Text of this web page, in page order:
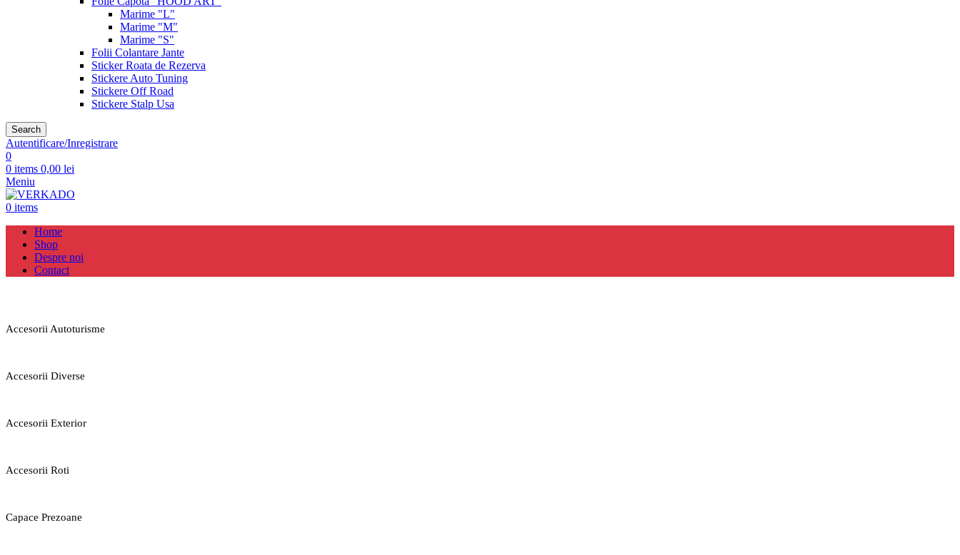
Marime "L"
Marime "M"
Marime "S"
Folii Colantare Jante
Sticker Roata de Rezerva
Stickere Auto Tuning
Stickere Off Road
Stickere Stalp Usa
Search
Autentificare/Inregistrare
0
0 items 0,00 lei
Meniu
0 items
Home
Shop
Despre noi
Contact
Accesorii Autoturisme
Accesorii Diverse
Accesorii Exterior
Accesorii Roti
Capace Prezoane